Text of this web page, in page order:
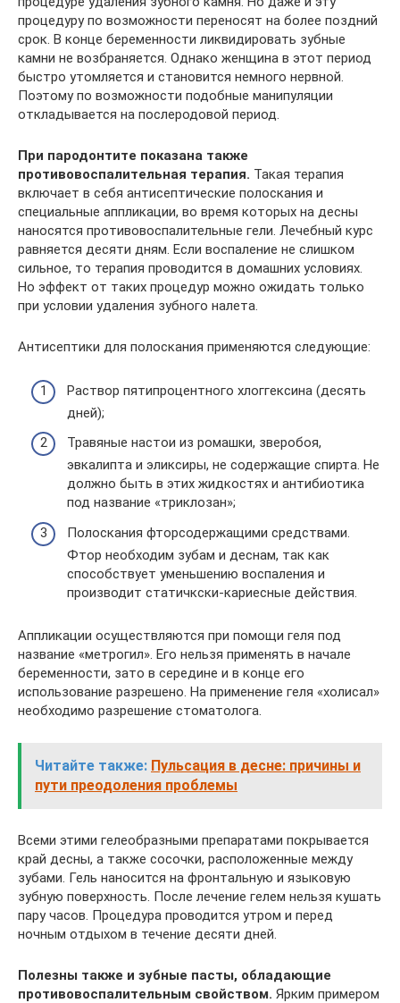
процедуру по возможности переносят на более поздний
срок. В конце беременности ликвидировать зубные
камни не возбраняется. Однако женщина в этот период
быстро утомляется и становится немного нервной.
Поэтому по возможности подобные манипуляции
откладывается на послеродовой период.
При пародонтите показана также
противовоспалительная терапия. Такая терапия
включает в себя антисептические полоскания и
специальные аппликации, во время которых на десны
наносятся противовоспалительные гели. Лечебный курс
равняется десяти дням. Если воспаление не слишком
сильное, то терапия проводится в домашних условиях.
Но эффект от таких процедур можно ожидать только
при условии удаления зубного налета.
Антисептики для полоскания применяются следующие:
Раствор пятипроцентного хлоггексина (десять
дней);
Травяные настои из ромашки, зверобоя,
эвкалипта и эликсиры, не содержащие спирта. Не
должно быть в этих жидкостях и антибиотика
под название «триклозан»;
Полоскания фторсодержащими средствами.
Фтор необходим зубам и деснам, так как
способствует уменьшению воспаления и
производит статичкски-кариесные действия.
Аппликации осуществляются при помощи геля под
название «метрогил». Его нельзя применять в начале
беременности, зато в середине и в конце его
использование разрешено. На применение геля «холисал»
необходимо разрешение стоматолога.
Читайте также: Пульсация в десне: причины и
пути преодоления проблемы
Всеми этими гелеобразными препаратами покрывается
край десны, а также сосочки, расположенные между
зубами. Гель наносится на фронтальную и языковую
зубную поверхность. После лечение гелем нельзя кушать
пару часов. Процедура проводится утром и перед
ночным отдыхом в течение десяти дней.
Полезны также и зубные пасты, обладающие
противовоспалительным свойством. Ярким примером